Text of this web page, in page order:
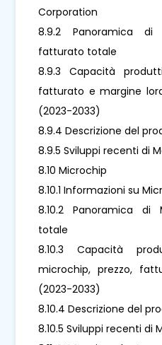
Corporation
8.9.2 Panoramica
fatturato totale
8.9.3 Capacità
fatturato e margine
(2023-2033)
8.9.4 Descrizione del
8.9.5 Sviluppi recenti di
8.10 Microchip
8.10.1 Informazioni su
8.10.2 Panoramica
totale
8.10.3 Capacità
microchip, prezzo,
(2023-2033)
8.10.4 Descrizione del
8.10.5 Sviluppi recenti di